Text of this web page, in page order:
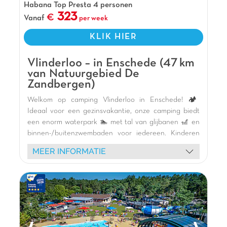
Pluspunten
Bij Nationaal Park de Weerribben
Habana Top Presta 4 personen
Vanaf
323 per week
KLIK HIER
Vlinderloo – in Enschede (47 km
van Natuurgebied De
Zandbergen)
Welkom op camping Vlinderloo in Enschede! 🏕️
Ideaal voor een gezinsvakantie, onze camping biedt
een enorm waterpark 🏊 met tal van glijbanen 🎢 en
binnen-/buitenzwembaden voor iedereen. Kinderen
zullen dol zijn op onze thema-speeltuinen (kasteel,
boot, pumptrack) en de binnenspeeltuin met
sommige aan een rustig meer 🌿, perfect om te
ontspannen of te vissen. Geniet van ons restaurant
met terras, de multisportterreinen en diverse animatie
(shows, schuimparty's, creatieve workshops) voor
onvergetelijke momenten. Ontdek ook het Rijks
MEER INFORMATIE